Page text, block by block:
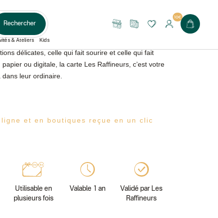
Rechercher
Nos
Le
10€
& Ateliers Kids
CADEAU
délicates, celle qui fait sourire et celle qui fait
ou digitale, la carte Les Raffineurs, c’est votre
leur ordinaire.
et en boutiques reçue en un clic
Utilisable en
plusieurs fois
Valable 1 an
Validé par Les
Raffineurs